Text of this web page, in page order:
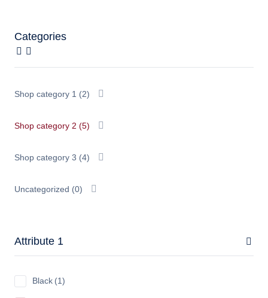
Categories
Shop category 1 (2)
Shop category 2 (5)
Shop category 3 (4)
Uncategorized (0)
Attribute 1
Black (1)